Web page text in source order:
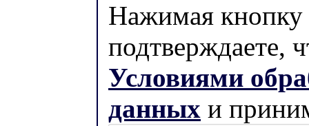
Нажимая
подтверждаете,
Условиями
данных и